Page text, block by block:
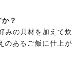
？
みの具材を加えて炊
のあるご飯に仕上が